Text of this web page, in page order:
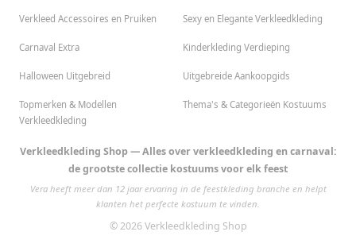
Verkleed Accessoires en Pruiken Sexy en Elegante Verkleedkleding
Carnaval Extra Kinderkleding Verdieping
Halloween Uitgebreid Uitgebreide Aankoopgids
Topmerken & Modellen
Verkleedkleding
Thema's & Categorieën Kostuums
Verkleedkleding Shop — Alles over verkleedkleding en carnaval:
de grootste collectie kostuums voor elk feest
Vera heeft meer dan 12 jaar ervaring in de feestkleding branche en helpt
klanten het perfecte kostuum te vinden.
© 2026 Verkleedkleding Shop